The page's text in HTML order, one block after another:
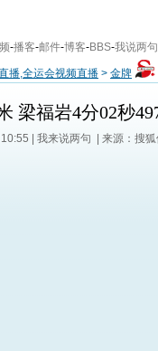
-播客-邮件-博客-BBS-我说两句
播,全运会视频直播 > 金牌
梁福岩4分02秒
| 我来说两句
| 来源：搜